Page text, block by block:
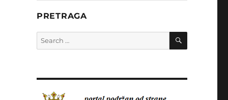
PRETRAGA
Search
for:
SEARCH